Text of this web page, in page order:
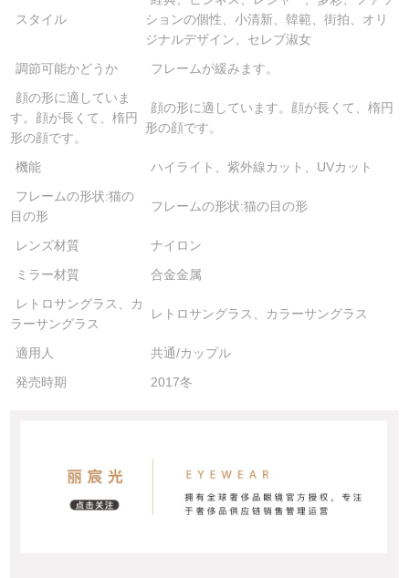
スタイル
ションの個性、小清新、韓範、街拍、オリ
ジナルデザイン、セレブ淑女
調節可能かどうか
フレームが緩みます。
顔の形に適していま
す。顔が長くて、楕円
形の顔です。
顔の形に適しています。顔が長くて、楕円
形の顔です。
機能
ハイライト、紫外線カット、UVカット
フレームの形状:猫の
目の形
フレームの形状:猫の目の形
レンズ材質
ナイロン
ミラー材質
合金金属
レトロサングラス、カ
ラーサングラス
レトロサングラス、カラーサングラス
適用人
共通/カップル
発売時期
2017冬